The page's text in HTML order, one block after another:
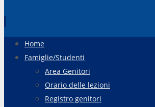
contenuto
Home
Famiglie/Studenti
Area Genitori
Orario delle lezioni
Registro genitori